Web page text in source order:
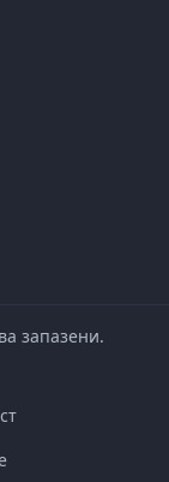
запазени.